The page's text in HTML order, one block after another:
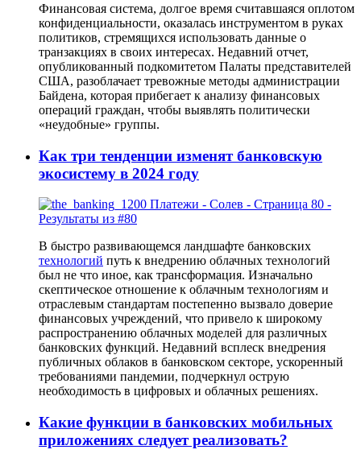
Финансовая система, долгое время считавшаяся оплотом
конфиденциальности, оказалась инструментом в руках
политиков, стремящихся использовать данные о
транзакциях в своих интересах. Недавний отчет,
опубликованный подкомитетом Палаты представителей
США, разоблачает тревожные методы администрации
Байдена, которая прибегает к анализу финансовых
операций граждан, чтобы выявлять политически
«неудобные» группы.
Как три тенденции изменят банковскую
экосистему в 2024 году
В быстро развивающемся ландшафте банковских
технологий путь к внедрению облачных технологий
был не что иное, как трансформация. Изначально
скептическое отношение к облачным технологиям и
отраслевым стандартам постепенно вызвало доверие
финансовых учреждений, что привело к широкому
распространению облачных моделей для различных
банковских функций. Недавний всплеск внедрения
публичных облаков в банковском секторе, ускоренный
требованиями пандемии, подчеркнул острую
необходимость в цифровых и облачных решениях.
Какие функции в банковских мобильных
приложениях следует реализовать?